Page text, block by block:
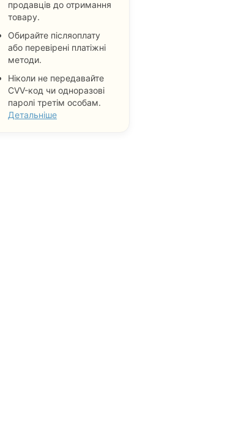
продавців до отримання
товару.
Обирайте післяоплату
або перевірені платіжні
методи.
Ніколи не передавайте
CVV-код чи одноразові
паролі третім особам.
Детальніше